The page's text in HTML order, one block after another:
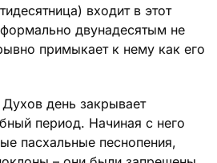
входит в этот
двунадесятым не
примыкает к нему как его
день закрывает
период. Начиная с него
пасхальные песнопения,